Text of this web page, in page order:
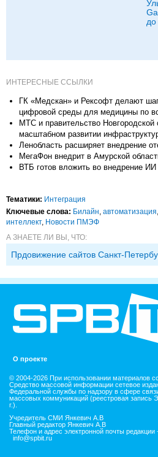
ИНТЕРЕСНЫЕ ССЫЛКИ
ГК «Медскан» и Рексофт делают
цифровой среды для медицины по
МТС и правительство Новгородской
масштабном развитии
Ленобласть расширяет внедрение
МегаФон внедрит в Амурской
ВТБ готов вложить во внедрение
Тематики: Интеграция
Ключевые слова: Билайн, автоматизация,
интеллект, Новости ПМЭФ
А ЗНАЕТЕ ЛИ ВЫ, ЧТО:
Прдовижение сайтов Санкт-
О проекте
© 2004-2026 При использовании материалов
Средство массовой информации сетевое
Федеральной службы по надзору в сфере
массовых коммуникаций (реестровая
г.).
Учредитель СМИ Янкевич А.В
Главный редактор Янкевич А.В
Телефон и адрес электронной почты редакции
info@spbit.ru